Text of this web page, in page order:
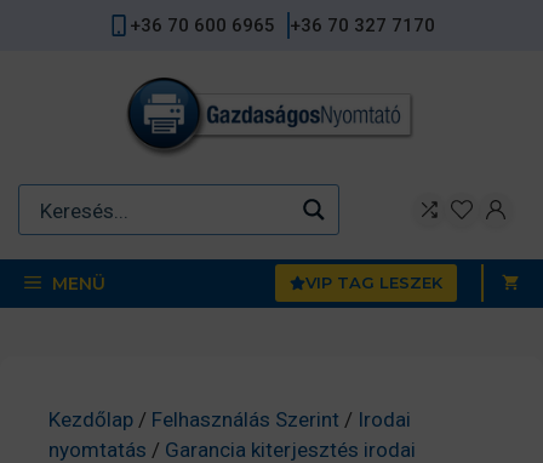
+36 70 600 6965 +36 70 327 7170
MENÜ VIP TAG LESZEK
Kezdőlap / Felhasználás Szerint / Irodai
nyomtatás / Garancia kiterjesztés irodai